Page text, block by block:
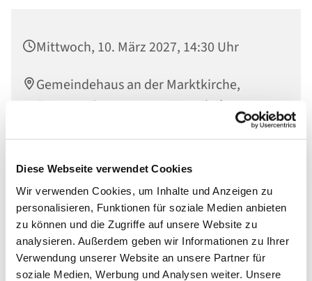
Diese Webseite verwendet Cookies
Wir verwenden Cookies, um Inhalte und Anzeigen zu
personalisieren, Funktionen für soziale Medien anbieten
zu können und die Zugriffe auf unsere Website zu
analysieren. Außerdem geben wir Informationen zu Ihrer
Verwendung unserer Website an unsere Partner für
soziale Medien, Werbung und Analysen weiter. Unsere
Mittwoch, 10. März 2027, 14:30 Uhr
Gemeindehaus an der Marktkirche,
Engerser Str. 34, 56564 Neuwied